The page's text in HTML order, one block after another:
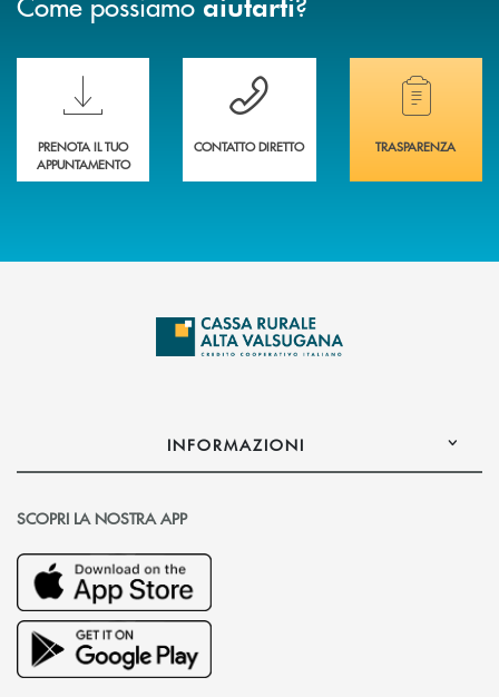
Scopri le funzionalità della nuova PRENOTA BANCA
PRENOTA IL TUO
APPUNTAMENTO
Hai bisogno di assistenza immediata?
CONTATTO DIRETTO
Hai bisogno di
TRASPARENZA
INFORMAZIONI
SCOPRI LA NOSTRA APP